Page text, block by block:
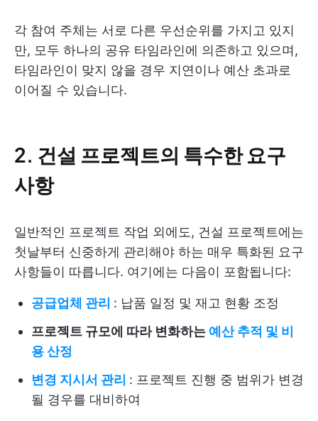
각 참여 주체는 서로 다른 우선순위를 가지고 있지
만, 모두 하나의 공유 타임라인에 의존하고 있으며,
타임라인이 맞지 않을 경우 지연이나 예산 초과로
이어질 수 있습니다.
2. 건설 프로젝트의 특수한 요구
사항
일반적인 프로젝트 작업 외에도, 건설 프로젝트에는
첫날부터 신중하게 관리해야 하는 매우 특화된 요구
사항들이 따릅니다. 여기에는 다음이 포함됩니다:
공급업체 관리 : 납품 일정 및 재고 현황 조정
프로젝트 규모에 따라 변화하는 예산 추적 및 비
용 산정
변경 지시서 관리 : 프로젝트 진행 중 범위가 변경
될 경우를 대비하여